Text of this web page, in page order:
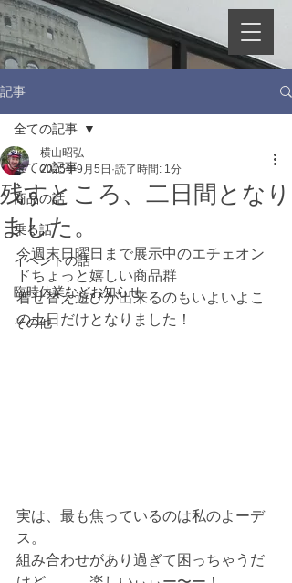
記事
全ての記事
商品の話
乗る話
イベントの話
臨時休業などお知らせ
その他
全ての記事
残すところ、二日間となり
ました。
横山昭弘
2025年9月5日 読了時間: 1分
今週末日曜日まで展示中のエチェオン
ドちょっと嬉しい商品群
着せ替え遊びが出来るのもいよいよこ
の土日だけとなりました！
実は、最も焦っているのは私のよーデ
ス。
組み合わせがあり過ぎて困っちゃうだ